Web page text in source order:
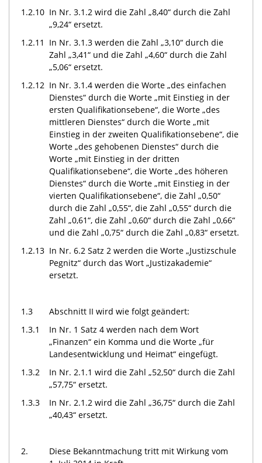
1.2.10 In Nr. 3.1.2 wird die Zahl „8,40“ durch die Zahl
„9,24“ ersetzt.
1.2.11
In Nr. 3.1.3 werden die Zahl „3,10“ durch die
Zahl „3,41“ und die Zahl „4,60“ durch die Zahl
„5,06“ ersetzt.
1.2.12 In Nr. 3.1.4 werden die Worte „des einfachen
Dienstes“ durch die Worte „mit Einstieg in der
ersten Qualifikationsebene“, die Worte „des
mittleren Dienstes“ durch die Worte „mit
Einstieg in der zweiten Qualifikationsebene“, die
Worte „des gehobenen Dienstes“ durch die
Worte „mit Einstieg in der dritten
Qualifikationsebene“, die Worte „des höheren
Dienstes“ durch die Worte „mit Einstieg in der
vierten Qualifikationsebene“, die Zahl „0,50“
durch die Zahl „0,55“, die Zahl „0,55“ durch die
Zahl „0,61“, die Zahl „0,60“ durch die Zahl „0,66“
und die Zahl „0,75“ durch die Zahl „0,83“ ersetzt.
1.2.13 In Nr. 6.2 Satz 2 werden die Worte „Justizschule
Pegnitz“ durch das Wort „Justizakademie“
ersetzt.
1.3
Abschnitt II wird wie folgt geändert:
1.3.1
In Nr. 1 Satz 4 werden nach dem Wort
„Finanzen“ ein Komma und die Worte „für
Landesentwicklung und Heimat“ eingefügt.
1.3.2
In Nr. 2.1.1 wird die Zahl „52,50“ durch die Zahl
„57,75“ ersetzt.
1.3.3
In Nr. 2.1.2 wird die Zahl „36,75“ durch die Zahl
„40,43“ ersetzt.
2.
Diese Bekanntmachung tritt mit Wirkung vom